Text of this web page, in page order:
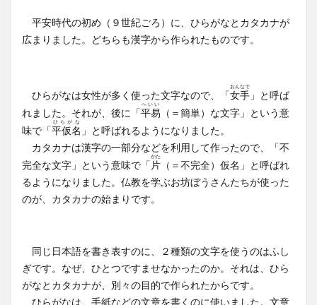
平安時代の初め（９世紀ごろ）に、ひらがなとカタカナが
広まりました。どちらも漢字から作られたものです。
ひらがなは女性が多く使った文字なので、「女手
おんなで
」と呼ば
れました。それが、後に「平易
へいい
（＝簡単）な文字」という意
味で「平仮名
ひらがな
」と呼ばれるようになりました。
カタカナは漢字の一部分などを利用して作ったので、「不
完全な文字」という意味で「片
かた
（＝不完全）仮名」と呼ばれ
るようになりました。仏教を学ぶお坊ぼうさんたちが使った
のが、カタカナの始まりです。
同じ日本語を書き表すのに、２種類の文字を使うのはふし
ぎです。なぜ、ひとつですませなかったのか。それは、ひら
がなとカタカナが、別々の目的で作られたからです。
ひらがなは、手紙などの文章を書くのに使いました。文章